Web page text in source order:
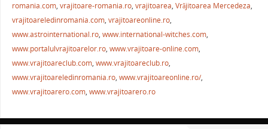
romania.com, vrajitoare-romania.ro, vrajitoarea, Vrăjitoarea Mercedeza,
vrajitoareledinromania.com, vrajitoareonline.ro,
www.astrointernational.ro, www.international-witches.com,
www.portalulvrajitoarelor.ro, www.vrajitoare-online.com,
www.vrajitoareclub.com, www.vrajitoareclub.ro,
www.vrajitoareledinromania.ro, www.vrajitoareonline.ro/,
www.vrajitoarero.com, www.vrajitoarero.ro